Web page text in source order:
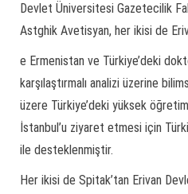
Devlet Üniversitesi Gazetecilik
Astghik Avetisyan, her ikisi de
e Ermenistan ve Türkiye’deki
karşılaştırmalı analizi üzerine
üzere Türkiye’deki yüksek
İstanbul’u ziyaret etmesi için
ile desteklenmiştir.
Her ikisi de Spitak’tan Erivan